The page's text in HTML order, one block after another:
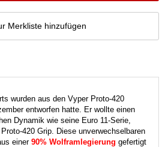
Merkliste hinzufügen
wurden aus den Vyper Proto-420
entworfen hatte. Er wollte einen
Dynamik wie seine Euro 11-Serie,
420 Grip. Diese unverwechselbaren
einer 90% Wolframlegierung gefertigt